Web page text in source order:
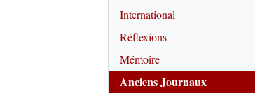
International
Réflexions
Mémoire
Anciens Journaux